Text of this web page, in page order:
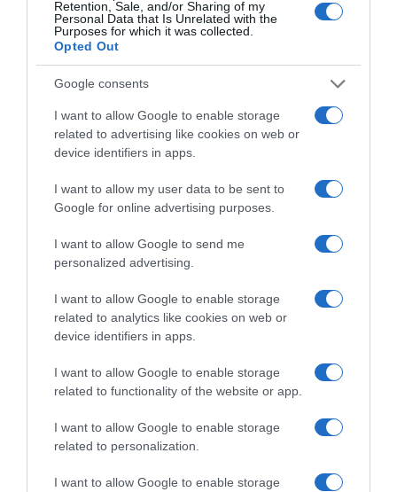
Retention, Sale, and/or Sharing of my
Personal Data that Is Unrelated with the
Purposes for which it was collected.
Opted Out
Google consents
I want to allow Google to enable storage
related to advertising like cookies on web or
device identifiers in apps.
I want to allow my user data to be sent to
Google for online advertising purposes.
I want to allow Google to send me
personalized advertising.
I want to allow Google to enable storage
related to analytics like cookies on web or
device identifiers in apps.
I want to allow Google to enable storage
related to functionality of the website or app.
I want to allow Google to enable storage
related to personalization.
I want to allow Google to enable storage